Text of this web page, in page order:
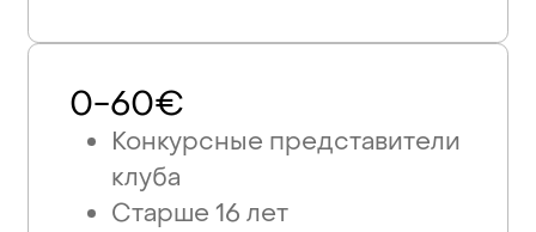
0-60€
Конкурсные представители
клуба
Старше 16 лет